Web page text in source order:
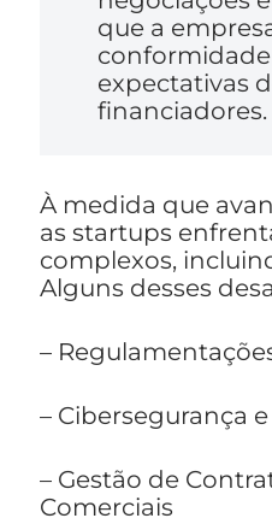
que a
expectativas
financiadores.
À medida que
as startups
complexos,
Alguns desses
–
– Cibersegurança
– Gestão de
Comerciais